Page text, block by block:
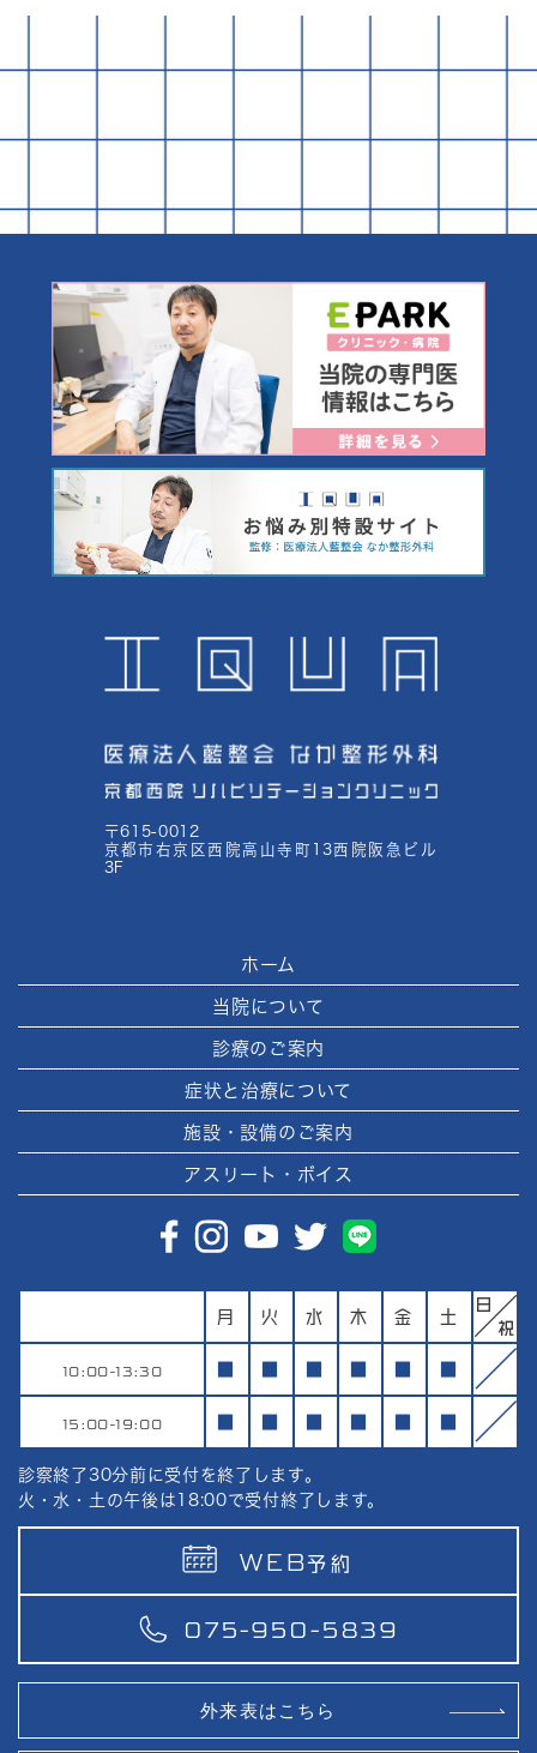
〒615-0012
京都市右京区西院高山寺町13西院阪急ビル
3F
ホーム
当院について
診療のご案内
症状と治療について
施設・設備のご案内
アスリート・ボイス
月 火 水 木 金 土
10:00-13:30
15:00-19:00
診察終了30分前に受付を終了します。
火・水・土の午後は18:00で受付終了します。
WEB予約
075-950-5839
外来表はこちら